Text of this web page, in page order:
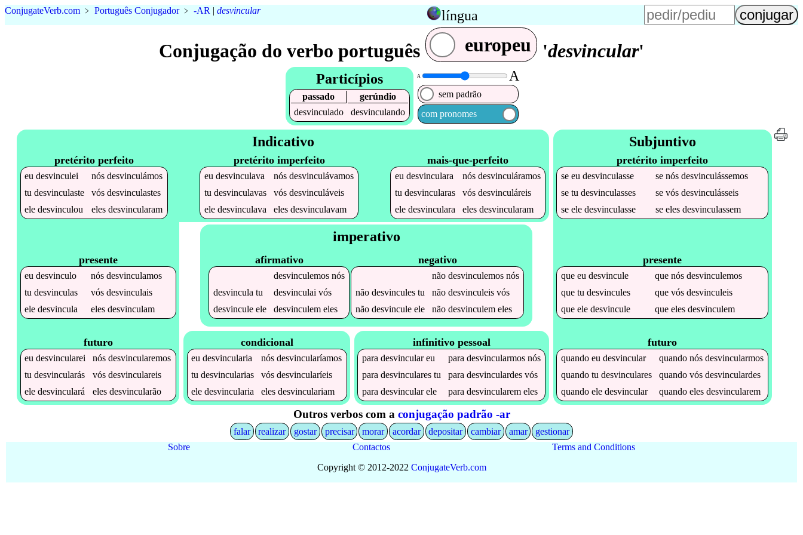
ConjugateVerb.com ﹥ Português Conjugador﹥ -AR | desvincular língua
Conjugação do verbo português europeu 'desvincular'
Particípios
passado
gerúndio
desvinculado
desvinculando
A A
sem padrão
com pronomes
Indicativo
pretérito perfeito
eudesvinculei nósdesvinculámos
tudesvinculaste vósdesvinculastes
eledesvinculou elesdesvincularam
pretérito imperfeito
eu desvinculava nós desvinculávamos
tu desvinculavas vós desvinculáveis
ele desvinculava eles desvinculavam
mais-que-perfeito
eudesvinculara nósdesvinculáramos
tudesvincularas vósdesvinculáreis
eledesvinculara elesdesvincularam
presente
eudesvinculo nósdesvinculamos
tudesvinculas vósdesvinculais
eledesvincula elesdesvinculam
futuro
eudesvincularei nósdesvincularemos
tudesvincularás vósdesvinculareis
eledesvinculará elesdesvincularão
imperativo
afirmativo
desvinculemosnós
desvincula tu desvinculai vós
desvinculeele desvinculemeles
negativo
não desvinculemosnós
não desvinculestu não desvinculeisvós
não desvinculeele não desvinculemeles
condicional
eudesvincularia nósdesvincularíamos
tudesvincularias vósdesvincularíeis
eledesvincularia elesdesvinculariam
infinitivo pessoal
paradesvinculareu paradesvincularmos nós
paradesvinculares tu paradesvinculardes vós
paradesvincularele paradesvincularem eles
Subjuntivo
pretérito imperfeito
seeudesvinculasse senósdesvinculássemos
setudesvinculasses sevósdesvinculásseis
seeledesvinculasse seelesdesvinculassem
presente
queeudesvincule quenósdesvinculemos
quetudesvincules quevósdesvinculeis
queeledesvincule queelesdesvinculem
futuro
quandoeudesvincular quandonósdesvincularmos
quandotudesvinculares quandovósdesvinculardes
quandoeledesvincular quandoelesdesvincularem
Outros verbos com a conjugação padrão -ar
falar realizar gostar precisar morar acordar depositar cambiar amar
gestionar
Sobre
Contactos
Terms and Conditions
Copyright © 2012-2022 ConjugateVerb.com